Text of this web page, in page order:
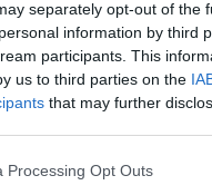
separately opt-out of the
information by third
participants. This
us to third parties on the
that may further
Processing Opt Outs
το Culturenow.gr